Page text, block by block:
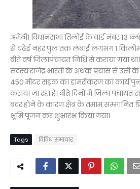
अमेठी। विधानसभा तिलोई के वार्ड नंबर 13
से टढेई नहर पुल तक लंबाई लगभग 1
बीते वर्ष जिलापंचायत निधि से कराया गया
सदस्य राजेंद्र भारती के अथक प्रयास से
450 मीटर सड़क का डामरीकरण का कार्य
कराया जा रहा है। बीते दिनों में जिला पंचायत
बदर होने के कारण क्षेत्र के तमाम सम्मानित
भूमि पूजन कर शुभारंभ किया गया।
Tags विविध समाचार